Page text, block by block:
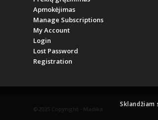
Apmokėjimas
Manage Subscriptions
My Account
Login
Lost Password
Registration
©2025 Copyright - Madika